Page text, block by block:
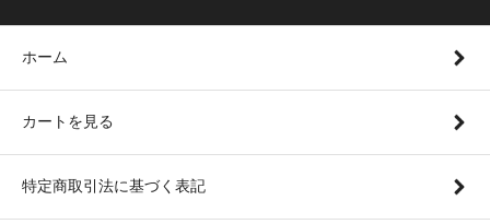
ホーム
カートを見る
特定商取引法に基づく表記